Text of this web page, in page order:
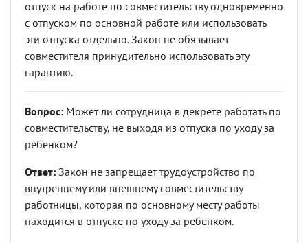
отпуск на работе по совместительству одновременно
с отпуском по основной работе или использовать
эти отпуска отдельно. Закон не обязывает
совместителя принудительно использовать эту
гарантию.
Вопрос: Может ли сотрудница в декрете работать по
совместительству, не выходя из отпуска по уходу за
ребенком?
Ответ: Закон не запрещает трудоустройство по
внутреннему или внешнему совместительству
работницы, которая по основному месту работы
находится в отпуске по уходу за ребенком.